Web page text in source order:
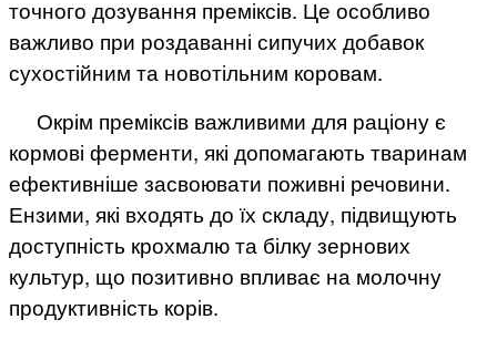
точного дозування преміксів. Це особливо
важливо при роздаванні сипучих добавок
сухостійним та новотільним коровам.
Окрім преміксів важливими для раціону є
кормові ферменти, які допомагають тваринам
ефективніше засвоювати поживні речовини.
Ензими, які входять до їх складу, підвищують
доступність крохмалю та білку зернових
культур, що позитивно впливає на молочну
продуктивність корів.